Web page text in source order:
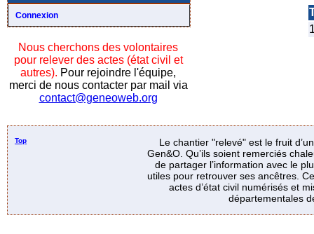
Connexion
Nous cherchons des volontaires
pour relever des actes (état civil et
autres). Pour rejoindre l'équipe,
merci de nous contacter par mail via
contact@geneoweb.org
Top
Le chantier "relevé" est le fruit
Gen&O. Qu’ils soient remerciés
de partager l’information avec le
utiles pour retrouver ses ancêtres.
actes d’état civil numérisés et
départementales